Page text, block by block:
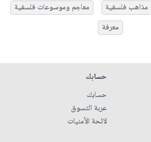
مذاهب فلسفية
معاجم وموسوعات فلسفية
معرفة
حسابك
حسابك
عربة التسوق
لائحة الأمنيات